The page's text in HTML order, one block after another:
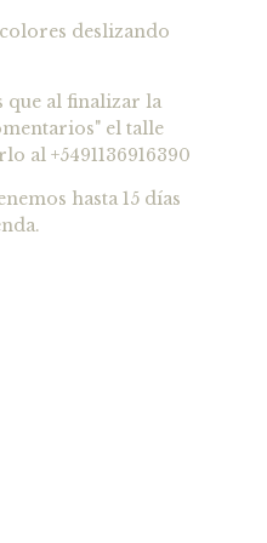
deslizando
que al finalizar la
el talle
al +5491136916390
hasta 15 días